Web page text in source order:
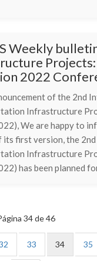
Weekly
2022
of the 2nd
Infrastructure
We are happy to
its first version, the
Infrastructure
has been planned
34 de 46
33 34 35